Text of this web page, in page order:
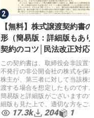
【無料】株式譲渡契約書
形（簡易版：詳細版もあ
契約のコツ│民法改正対応
この契約書は、取締役会非設置
不発行の非公開会社の株式を保
株主が、第三者に対して当該株
渡する場合を想定したものです
簡易版と詳細版がございますの
細版も見た上で、適切な方をご...
17.3k 204 1